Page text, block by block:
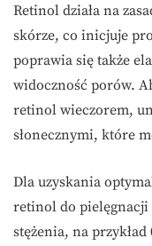
Retinol działa na
skórze, co inicjuje
poprawia się także
widoczność porów.
retinol wieczorem,
słonecznymi, które
Dla uzyskania
retinol do
stężenia, na